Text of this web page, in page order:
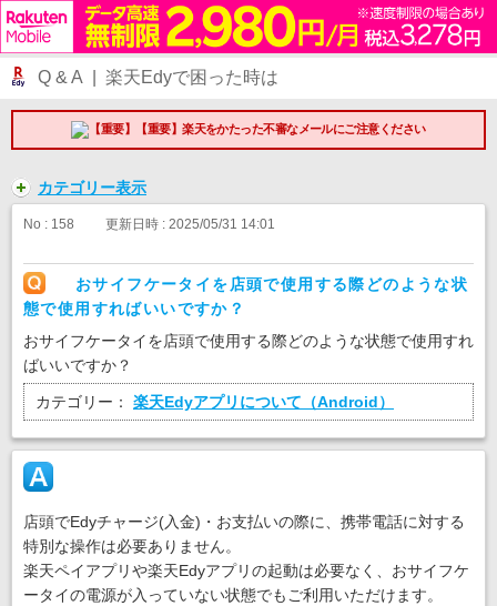
Q & A | 楽天Edyで困った時は
【重要】楽天をかたった不審なメールにご注意ください
カテゴリー表示
No : 158 更新日時 : 2025/05/31 14:01
おサイフケータイを店頭で使用する際どのような状
態で使用すればいいですか？
おサイフケータイを店頭で使用する際どのような状態で使用すれ
ばいいですか？
カテゴリー： 楽天Edyアプリについて（Android）
店頭でEdyチャージ(入金)・お支払いの際に、携帯電話に対する
特別な操作は必要ありません。
楽天ペイアプリや楽天Edyアプリの起動は必要なく、おサイフケ
ータイの電源が入っていない状態でもご利用いただけます。